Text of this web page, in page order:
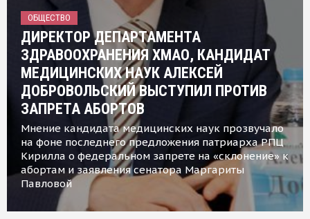
ОБЩЕСТВО
ДИРЕКТОР ДЕПАРТАМЕНТА
ЗДРАВООХРАНЕНИЯ ХМАО, КАНДИДАТ
МЕДИЦИНСКИХ НАУК АЛЕКСЕЙ
ДОБРОВОЛЬСКИЙ ВЫСТУПИЛ ПРОТИВ
ЗАПРЕТА АБОРТОВ
Мнение кандидата медицинских наук прозвучало
на фоне последнего предложения патриарха РПЦ
Кирилла о федеральном запрете на «склонение» к
абортам и заявления сенатора Маргариты
Павловой